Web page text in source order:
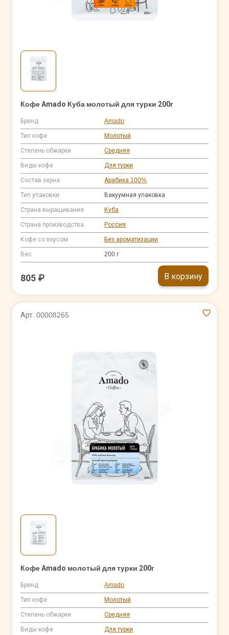
Кофе Amado Куба молотый для турки 200г
Бренд Amado
Тип кофе Молотый
Степень обжарки Средняя
Виды кофе Для турки
Состав зерна Арабика 100%
Тип упаковки Вакуумная упаковка
Страна выращивания Куба
Страна производства Россия
Кофе со вкусом Без ароматизации
Вес 200 г
805 ₽ В корзину
Арт. 00008265
Кофе Amado молотый для турки 200г
Бренд Amado
Тип кофе Молотый
Степень обжарки Средняя
Виды кофе Для турки